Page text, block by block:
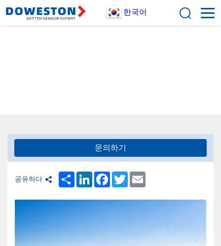
한국어
공유하다 Share LinkedInFacebook
Twitter
문의하기